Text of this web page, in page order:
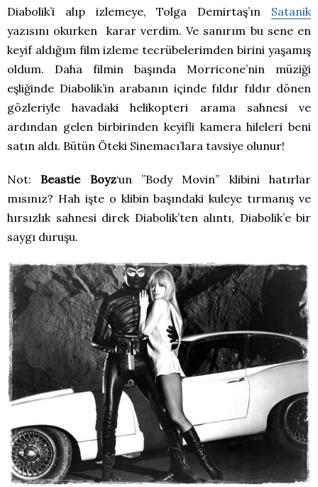
Diabolik’i alıp izlemeye, Tolga Demirtaş’ın Satanik
yazısını okurken karar verdim. Ve sanırım bu sene en
keyif aldığım film izleme tecrübelerimden birini yaşamış
oldum. Daha filmin başında Morricone’nin müziği
eşliğinde Diabolik’in arabanın içinde fıldır fıldır dönen
gözleriyle havadaki helikopteri arama sahnesi ve
ardından gelen birbirinden keyifli kamera hileleri beni
satın aldı. Bütün Öteki Sinemacı’lara tavsiye olunur!
Not: Beastie Boyz‘un ”Body Movin” klibini hatırlar
mısınız? Hah işte o klibin başındaki kuleye tırmanış ve
hırsızlık sahnesi direk Diabolik’ten alıntı, Diabolik’e bir
saygı duruşu.